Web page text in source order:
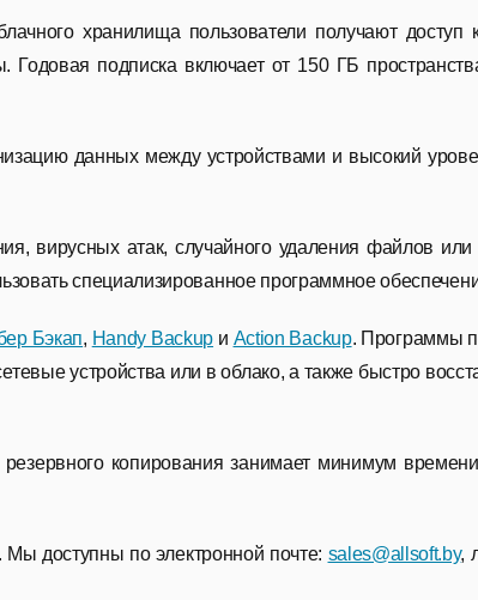
хранилища пользователи получают доступ
подписка включает от 150 ГБ
данных между устройствами и высокий
вирусных атак, случайного удаления файлов или
специализированное программное
Бэкап, Handy Backup и Action Backup. Программы
устройства или в облако, а также быстро
копирования занимает минимум
доступны по электронной почте: sales@allsoft.by,